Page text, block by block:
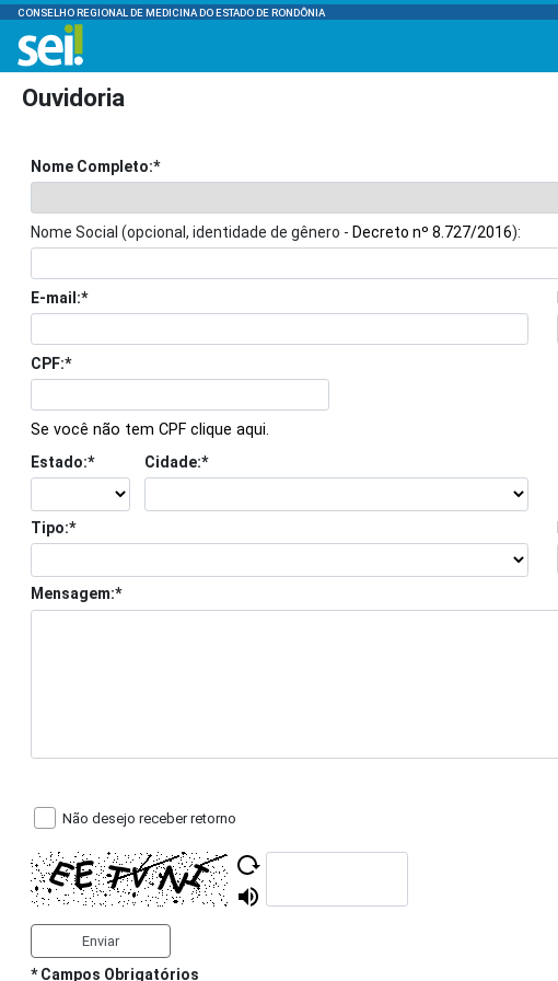
CONSELHO REGIONAL DE MEDICINA DO ESTADO DE RONDÔNIA
Ouvidoria
Nome Completo:*
Nome Social (opcional, identidade de gênero - Decreto nº 8.727/2016):
E-mail:*
CPF:*
Se você não tem CPF clique aqui.
Estado:* Cidade:*
Tipo:*
Mensagem:*
Não desejo receber retorno
* Campos Obrigatórios